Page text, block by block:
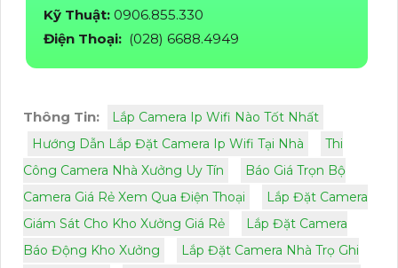
Kỹ Thuật: 0906.855.330
Điện Thoại: (028) 6688.4949
Thông Tin:
Lắp Camera Ip Wifi Nào Tốt Nhất
Hướng Dẫn Lắp Đặt Camera Ip Wifi Tại Nhà
Thi
Công Camera Nhà Xưởng Uy Tín
Báo Giá Trọn Bộ
Camera Giá Rẻ Xem Qua Điện Thoại
Lắp Đặt Camera
Giám Sát Cho Kho Xưởng Giá Rẻ
Lắp Đặt Camera
Báo Động Kho Xưởng
Lắp Đặt Camera Nhà Trọ Ghi